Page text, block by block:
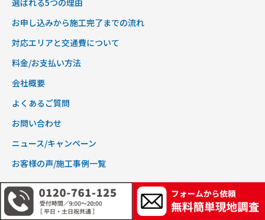
選ばれる5つの理由
お申し込みから施工完了までの流れ
対応エリアと交通費について
料金/お支払い方法
会社概要
よくあるご質問
お問い合わせ
ニュース/キャンペーン
お客様の声/施工事例一覧